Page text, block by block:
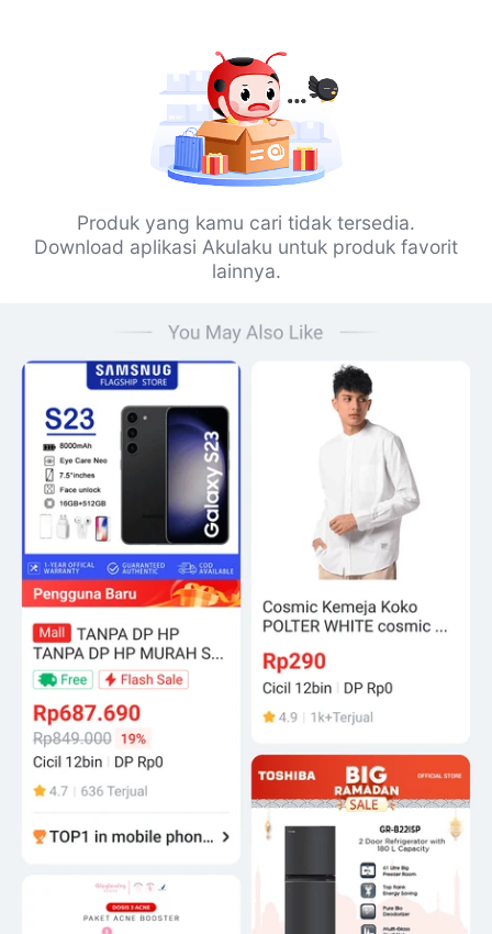
Produk yang kamu cari tidak tersedia.
Download aplikasi Akulaku untuk produk favorit
lainnya.